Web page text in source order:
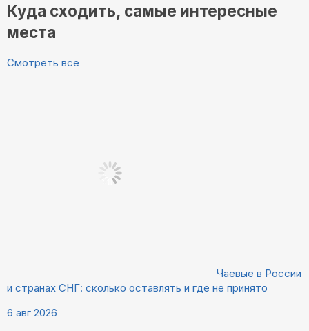
Куда сходить, самые интересные
места
Смотреть все
Чаевые в России
и странах СНГ: сколько оставлять и где не принято
6 авг 2026